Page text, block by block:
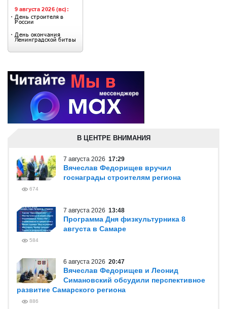
В ЦЕНТРЕ ВНИМАНИЯ
7 августа 2026 17:29
Вячеслав Федорищев вручил
госнаграды строителям региона
674
7 августа 2026 13:48
Программа Дня физкультурника 8
августа в Самаре
584
6 августа 2026 20:47
Вячеслав Федорищев и Леонид
Симановский обсудили перспективное
развитие Самарского региона
886